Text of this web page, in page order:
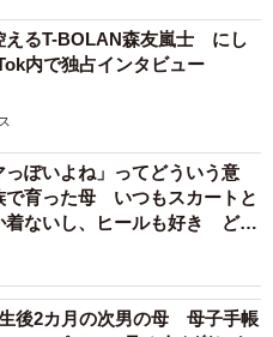
えるT-BOLAN森友嵐士 にし
内で独占インタビュー
っぽいよね」ってどういう意
育った母 いつもスカートと
着ないし、ヒールも好き どの
後2カ月の次男の母 母子手帳